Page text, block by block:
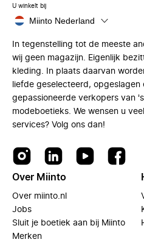
U winkelt bij
Miinto Nederland
In tegenstelling tot de meeste
wij geen magazijn. Eigenlijk
kleding. In plaats daarvan
liefde geselecteerd,
gepassioneerde verkopers van
modeboetieks. We wensen u
services? Volg ons dan!
Over Miinto
Over miinto.nl
Jobs
Sluit je boetiek aan bij Miinto
Merken